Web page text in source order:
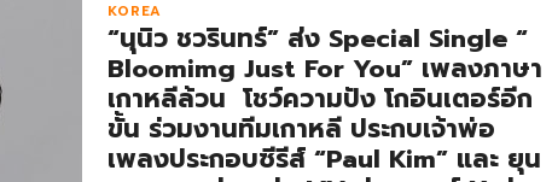
ฟอร์มยักษ์จากค่าย “ดูมันดิ”...
KOREA
“นุนิว ชวรินทร์” ส่ง Special Single “
Bloomimg Just For You” เพลงภาษา
เกาหลีล้วน โชว์ความปัง โกอินเตอร์อีก
ขั้น ร่วมงานทีมเกาหลี ประกบเจ้าพ่อ
เพลงประกอบซีรีส์ “Paul Kim” และ ยุน